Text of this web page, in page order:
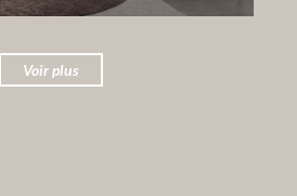
Voir plus